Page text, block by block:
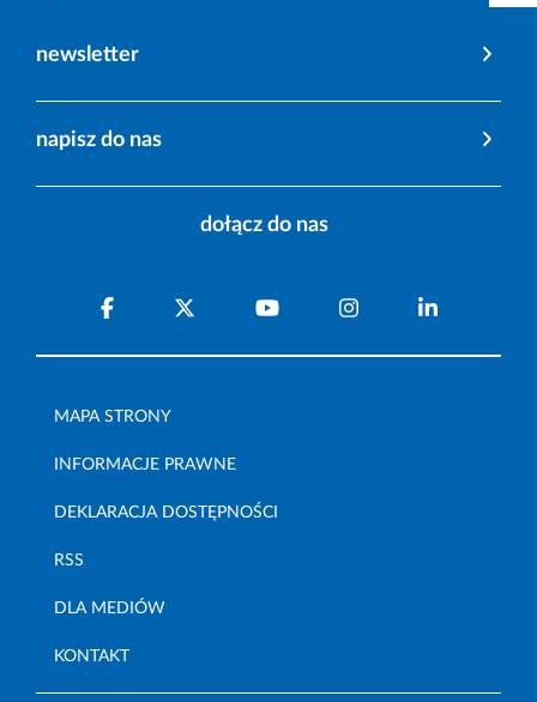
newsletter
napisz do nas
dołącz do nas
MAPA STRONY
INFORMACJE PRAWNE
DEKLARACJA DOSTĘPNOŚCI
RSS
DLA MEDIÓW
KONTAKT